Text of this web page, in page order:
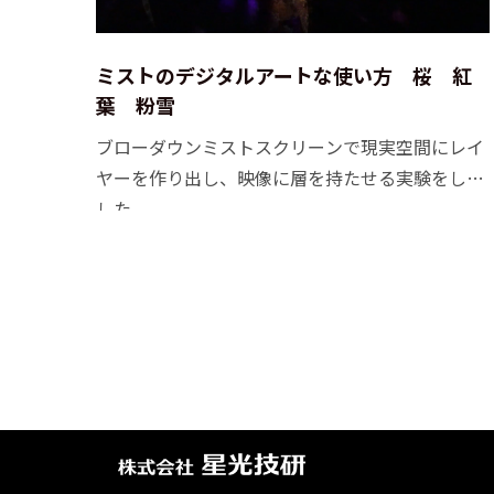
ミストのデジタルアートな使い方 桜 紅
葉 粉雪
ブローダウンミストスクリーンで現実空間にレイ
ヤーを作り出し、映像に層を持たせる実験をしま
した。